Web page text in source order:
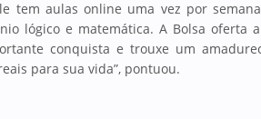
tem aulas online uma vez por
lógico e matemática. A Bolsa oferta
conquista e trouxe um
para sua vida”, pontuou.